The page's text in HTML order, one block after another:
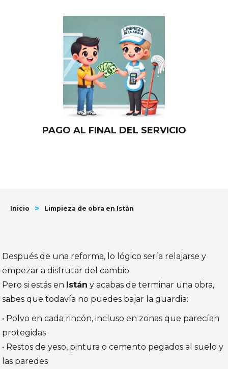
PAGO AL FINAL DEL SERVICIO
Inicio > Limpieza de obra en Istán
Después de una reforma, lo lógico sería relajarse y
empezar a disfrutar del cambio.
Pero si estás en Istán y acabas de terminar una obra,
sabes que todavía no puedes bajar la guardia:
• Polvo en cada rincón, incluso en zonas que parecían
protegidas
• Restos de yeso, pintura o cemento pegados al suelo y
las paredes